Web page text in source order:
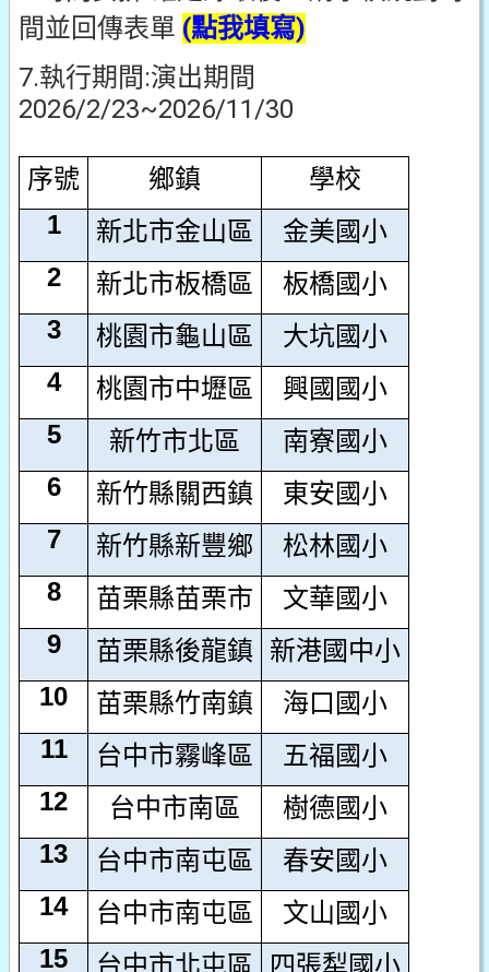
間並回傳表單 (點我填寫)
7.執行期間:演出期間
2026/2/23~2026/11/30
序號 鄉鎮
學校
1
新北市金山區
金美國小
2
新北市板橋區
板橋國小
3
桃園市龜山區
大坑國小
4
桃園市中壢區
興國國小
5
新竹市北區
南寮國小
6
新竹縣關西鎮
東安國小
7
新竹縣新豐鄉
松林國小
8
苗栗縣苗栗市
文華國小
9
苗栗縣後龍鎮
新港國中小
10
苗栗縣竹南鎮
海口國小
11
台中市霧峰區
五福國小
12
台中市南區
樹德國小
13
台中市南屯區
春安國小
14
台中市南屯區
文山國小
15
台中市北屯區
四張犁國小